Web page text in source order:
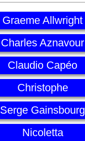
Graeme Allwright
Charles Aznavour
Claudio Capéo
Christophe
Serge Gainsbourg
Nicoletta